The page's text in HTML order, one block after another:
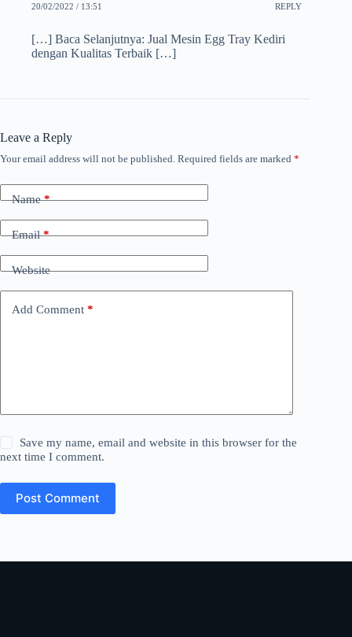
20/02/2022 / 13:51 REPLY
[…] Baca Selanjutnya: Jual Mesin Egg Tray Kediri
dengan Kualitas Terbaik […]
Leave a Reply
Your email address will not be published. Required fields are marked *
Name*
Email*
Website
Add Comment *
Save my name, email and website in this browser for the
next time I comment.
Post Comment